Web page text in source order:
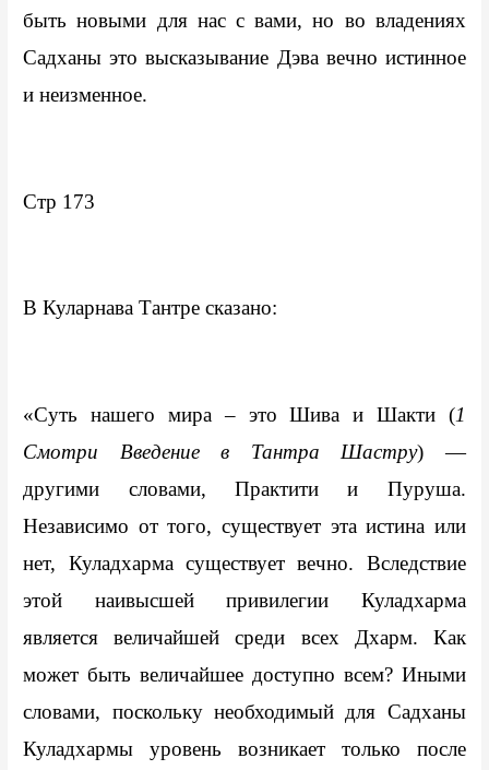
быть новыми для нас с вами, но во владениях
Садханы это высказывание Дэва вечно истинное
и неизменное.
Стр 173
В Куларнава Тантре сказано:
«Суть нашего мира – это Шива и Шакти (1
Смотри Введение в Тантра Шастру) —
другими словами, Практити и Пуруша.
Независимо от того, существует эта истина или
нет, Куладхарма существует вечно. Вследствие
этой наивысшей привилегии Куладхарма
является величайшей среди всех Дхарм. Как
может быть величайшее доступно всем? Иными
словами, поскольку необходимый для Садханы
Куладхармы уровень возникает только после